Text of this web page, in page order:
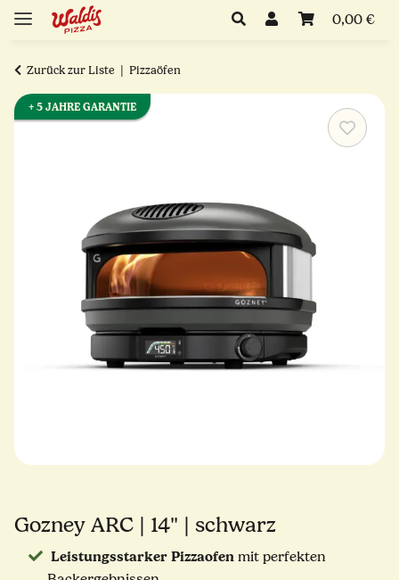
0,00 €
Zurück zur Liste Pizzaöfen
+ 5 JAHRE GARANTIE
Gozney ARC | 14" | schwarz
Leistungsstarker Pizzaofen mit perfekten